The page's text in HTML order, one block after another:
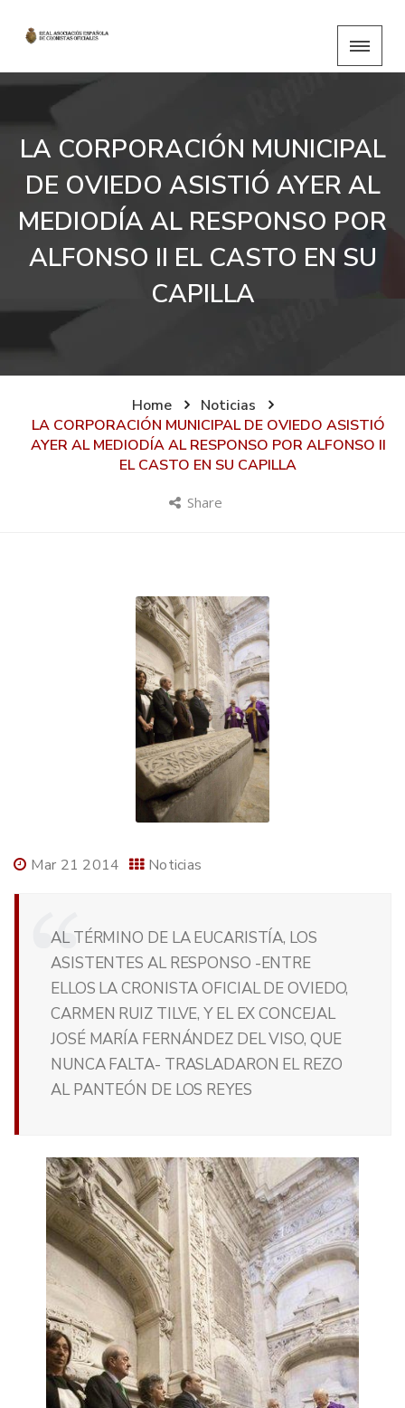
LA CORPORACIÓN MUNICIPAL
DE OVIEDO ASISTIÓ AYER AL
MEDIODÍA AL RESPONSO POR
ALFONSO II EL CASTO EN SU
CAPILLA
Home
Noticias
LA CORPORACIÓN MUNICIPAL DE OVIEDO ASISTIÓ
AYER AL MEDIODÍA AL RESPONSO POR ALFONSO II
EL CASTO EN SU CAPILLA
Share
Mar 21 2014 Noticias
AL TÉRMINO DE LA EUCARISTÍA, LOS
ASISTENTES AL RESPONSO -ENTRE
ELLOS LA CRONISTA OFICIAL DE OVIEDO,
CARMEN RUIZ TILVE, Y EL EX CONCEJAL
JOSÉ MARÍA FERNÁNDEZ DEL VISO, QUE
NUNCA FALTA- TRASLADARON EL REZO
AL PANTEÓN DE LOS REYES